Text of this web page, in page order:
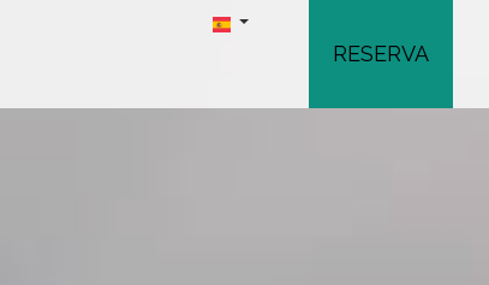
RESERVA